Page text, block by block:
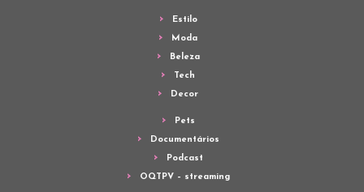
Estilo
Moda
Beleza
Tech
Decor
Pets
Documentários
Podcast
OQTPV – streaming